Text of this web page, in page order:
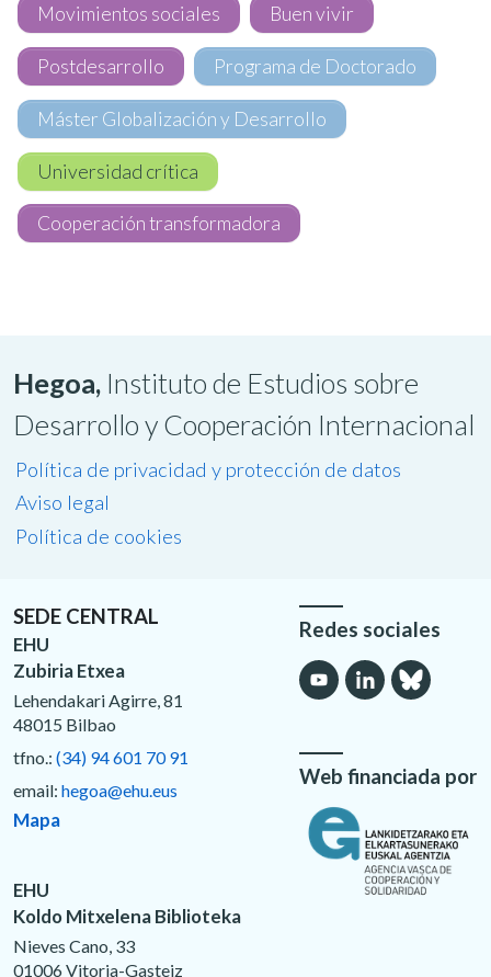
Movimientos sociales Buen vivir
Postdesarrollo Programa de Doctorado
Máster Globalización y Desarrollo
Universidad crítica
Cooperación transformadora
Hegoa, Instituto de Estudios sobre
Desarrollo y Cooperación Internacional
Política de privacidad y protección de datos
Aviso legal
Política de cookies
SEDE CENTRAL
EHU
Zubiria Etxea
Lehendakari Agirre, 81
48015 Bilbao
tfno.: (34) 94 601 70 91
email: hegoa@ehu.eus
Mapa
EHU
Koldo Mitxelena Biblioteka
Nieves Cano, 33
01006 Vitoria-Gasteiz
Redes sociales
Web financiada por